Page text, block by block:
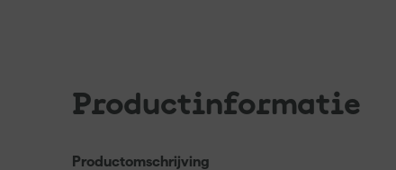
Productinformatie
Productomschrijving